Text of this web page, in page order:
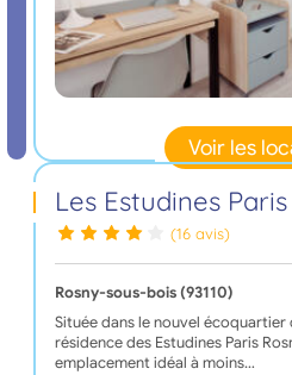
Voir les
Les Estudines
(16 avis)
Rosny-sous-bois (93110)
Située dans le nouvel écoquartier
résidence des Estudines Paris
emplacement idéal à moins…